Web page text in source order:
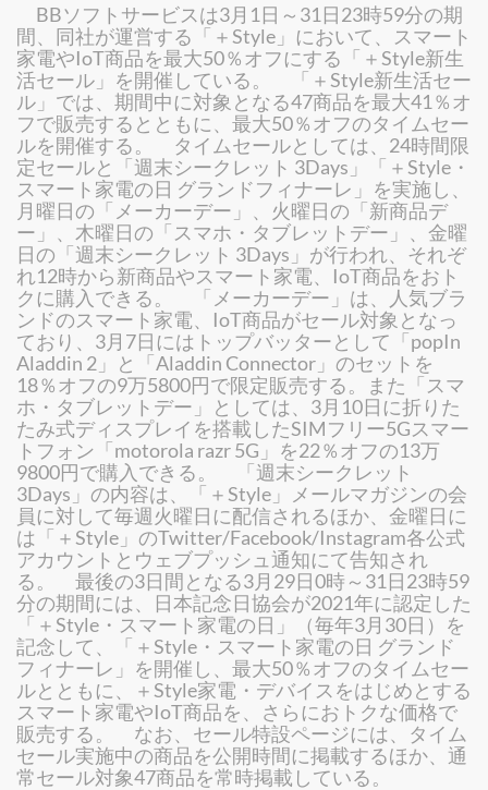
BBソフトサービスは3月1日～31日23時59分の期
間、同社が運営する「＋Style」において、スマート
家電やIoT商品を最大50％オフにする「＋Style新生
活セール」を開催している。 「＋Style新生活セー
ル」では、期間中に対象となる47商品を最大41％オ
フで販売するとともに、最大50％オフのタイムセー
ルを開催する。 タイムセールとしては、24時間限
定セールと「週末シークレット 3Days」「＋Style・
スマート家電の日 グランドフィナーレ」を実施し、
月曜日の「メーカーデー」、火曜日の「新商品デ
ー」、木曜日の「スマホ・タブレットデー」、金曜
日の「週末シークレット 3Days」が行われ、それぞ
れ12時から新商品やスマート家電、IoT商品をおト
クに購入できる。 「メーカーデー」は、人気ブラ
ンドのスマート家電、IoT商品がセール対象となっ
ており、3月7日にはトップバッターとして「popIn
Aladdin 2」と「Aladdin Connector」のセットを
18％オフの9万5800円で限定販売する。また「スマ
ホ・タブレットデー」としては、3月10日に折りた
たみ式ディスプレイを搭載したSIMフリー5Gスマー
トフォン「motorola razr 5G」を22％オフの13万
9800円で購入できる。 「週末シークレット
3Days」の内容は、「＋Style」メールマガジンの会
員に対して毎週火曜日に配信されるほか、金曜日に
は「＋Style」のTwitter/Facebook/Instagram各公式
アカウントとウェブプッシュ通知にて告知され
る。 最後の3日間となる3月29日0時～31日23時59
分の期間には、日本記念日協会が2021年に認定した
「＋Style・スマート家電の日」（毎年3月30日）を
記念して、「＋Style・スマート家電の日 グランド
フィナーレ」を開催し、最大50％オフのタイムセー
ルとともに、＋Style家電・デバイスをはじめとする
スマート家電やIoT商品を、さらにおトクな価格で
販売する。 なお、セール特設ページには、タイム
セール実施中の商品を公開時間に掲載するほか、通
常セール対象47商品を常時掲載している。